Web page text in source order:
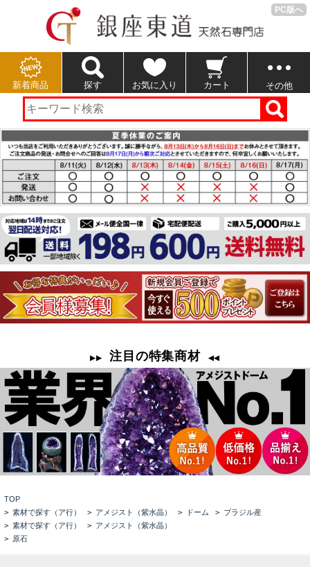
PC版へ
新着商品 探す お気に入り カート その他
TOP
> 素材で探す（ア行） > アメジスト（紫水晶） > ドーム > ブラジル産
> 素材で探す（ア行） > アメジスト（紫水晶）
> 原石